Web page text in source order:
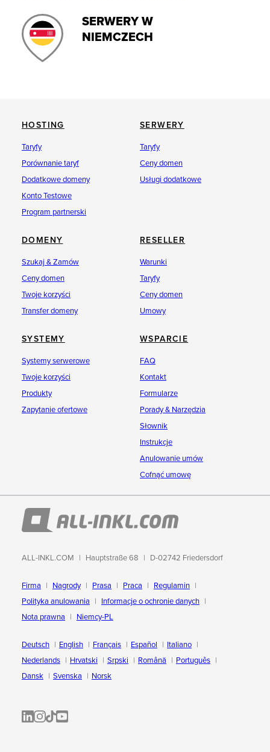
SERWERY W
NIEMCZECH
HOSTING
Taryfy
Porównanie taryf
Dodatkowe domeny
Konto Testowe
Program partnerski
SERWERY
Taryfy
Ceny domen
Usługi dodatkowe
DOMENY
Szukaj & Zamów
Ceny domen
Twoje korzyści
Transfer domeny
RESELLER
Warunki
Taryfy
Ceny domen
Umowy
SYSTEMY
Systemy serwerowe
Twoje korzyści
Produkty
Zapytanie ofertowe
WSPARCIE
FAQ
Kontakt
Formularze
Porady & Narzędzia
Słownik
Instrukcje
Anulowanie umów
Cofnąć umowę
ALL-INKL.COM Hauptstraße 68 D-02742 Friedersdorf
Firma Nagrody Prasa Praca
Regulamin
Polityka anulowania
Informacje o ochronie danych
Nota prawna
Niemcy-PL
Deutsch English Français Español
Italiano
Nederlands
Hrvatski Srpski Română
Português
Dansk
Svenska Norsk
ALL-INKL.COM | LinkedIn
ALL-INKL.COM • Instagram photos and videos
ALL-INKL.COM | TikTok
ALLINKL.COM - YouTube